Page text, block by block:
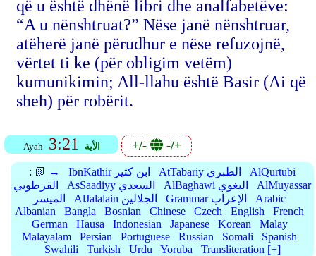
që u është dhënë libri dhe analfabetëve:
“A u nënshtruat?” Nëse janë nënshtruar,
atëherë janë përudhur e nëse refuzojnë,
vërtet ti ke (për obligim vetëm)
kumunikimin; All-llahu është Basir (Ai që
sheh) për robërit.
Ayah 3:21 الأية +/- -/+
: 📗 → IbnKathir ابن كثير AtTabariy الطبري
AlQurtubi
القرطوبي
AsSaadiyy السعدي AlBaghawi البغوي
AlMuyassar
الميسر
AlJalalain الجلالين Grammar الإعراب
Arabic
Albanian
Bangla Bosnian Chinese Czech English
French
German
Hausa Indonesian Japanese Korean
Malay
Malayalam
Persian Portuguese Russian Somali
Spanish
Swahili
Turkish Urdu Yoruba Transliteration [+]